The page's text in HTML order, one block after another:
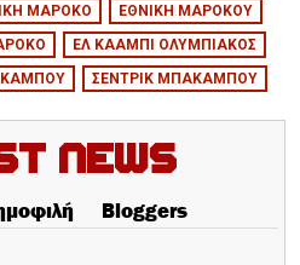
ΜΑΡΟΚΟ
ΕΘΝΙΚΗ ΜΑΡΟΚΟΥ
ΕΛ ΚΑΑΜΠΙ ΟΛΥΜΠΙΑΚΟΣ
ΣΕΝΤΡΙΚ ΜΠΑΚΑΜΠΟΥ
News
Bloggers